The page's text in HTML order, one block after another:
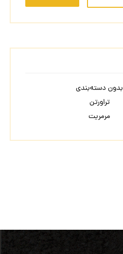
بدون دسته‌بندی
تراورتن
مرمریت